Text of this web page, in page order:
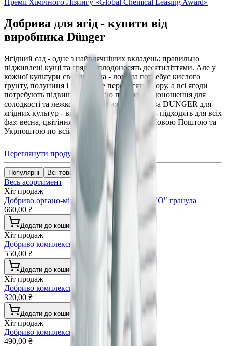
Премії Хімічного Лізингу «Global Chemical Leasing Award»
Добрива для ягід - купити від
виробника Dünger
Ягідний сад - одне з найвдячніших вкладень: правильно
підживлені кущі та грядки плодоносять десятиліттями. Але у
кожної культури свої правила - лохина потребує кислого
ґрунту, полуниця і малина не переносять хлору, а всі ягоди
потребують підвищеного калію під час плодоношення для
солодкості та лежкості. Гранульовані добрива DUNGER для
ягідних культур - від лохини до смородини - підходять для всіх
фаз: весна, цвітіння, після збору. Доставка Новою Поштою та
Укрпоштою по всій Україні.
Переглянути продукцію
Популярні Всі товари
Весь асортимент
Хіт продаж
Добриво органо-мінеральне "DÜNGER VIVO" гранула
660,00 ₴
Додати до кошика
Хіт продаж
Добриво комплексне універсальне гранула
550,00 ₴
Додати до кошика
Хіт продаж
Добриво комплексне газонні трави гранула
320,00 ₴
Додати до кошика
Хіт продаж
Добриво комплексне для картоплі гранула
490,00 ₴